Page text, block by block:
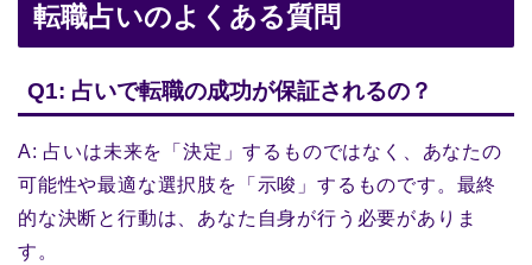
転職占いのよくある質問
Q1: 占いで転職の成功が保証されるの？
A: 占いは未来を「決定」するものではなく、あなたの
可能性や最適な選択肢を「示唆」するものです。最終
的な決断と行動は、あなた自身が行う必要がありま
す。